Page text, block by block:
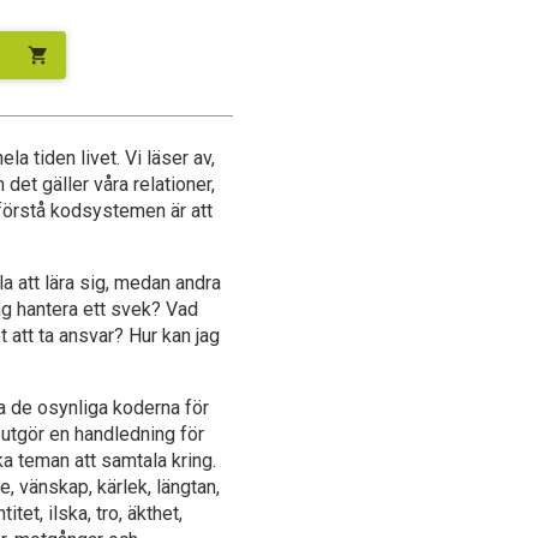
shopping_cart
tiden livet. Vi läser av,
gäller våra relationer,
kodsystemen är att
att lära sig, medan andra
hantera ett svek? Vad
ta ansvar? Hur kan jag
de osynliga koderna för
en handledning för
teman att samtala kring.
vänskap, kärlek, längtan,
ilska, tro, äkthet,